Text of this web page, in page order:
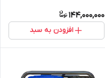
144,000,000
افزودن به سبد